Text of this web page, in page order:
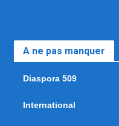
A ne pas manquer
Diaspora 509
International